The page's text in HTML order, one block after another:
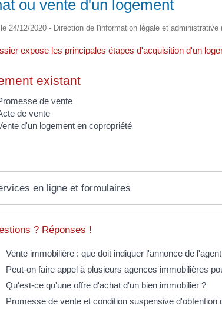
ou vente d'un logement
24/12/2020 - Direction de l'information légale et administrative
expose les principales étapes d'acquisition d'un
existant
de vente
de vente
d'un logement en copropriété
en ligne et formulaires
? Réponses !
Vente immobilière : que doit indiquer l'annonce de
Peut-on faire appel à plusieurs agences immobilières
Qu'est-ce qu'une offre d'achat d'un bien immobilier ?
Promesse de vente et condition suspensive d'obtention